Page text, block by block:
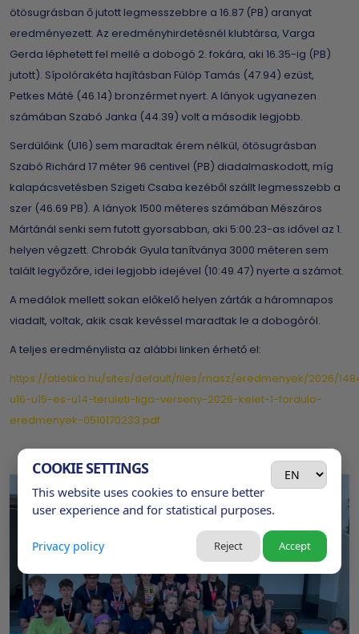
ötösugrásban ő jutott legmesszebbre a 16.87 (PB) aranyat
eredményezett. Az eredményhirdetésnél klubtársa, Varga
Gerda léphetett fel mellé a dobogó 2. fokára, aki 16.35-ig (PB)
jutott). Sípolórakéta hajításban Fülöp Tamás (47.94) ezüst,
Petkes Máté (46.14) bronzérmet nyert. A lányok ugyanezen
számában Szabó Janka (44.39) volt a második legjobb.
Serdülőink (U16) sem maradtak érem nélkül, ötösugrásban
Szabó Richárd 17 méter 96 centivel (PB) diadalmaskodott, míg
kalapácsvetésben Szigeti Csaba kezéből szállt legmesszebb a
szer (46.69 PB). A lányok 1500 méteres számában Mészáros
Mártánál senki sem futott gyorsabban, aki 5:00.23-as idővel az 1.
helyen végzett. Chrobák Gyula tanítványa 3000 méteren sem
talált legyőzőre, idei legjobb idejével (10:49.47) nyerte a számot.
A medálok mellett sokan előkelő helyen zárták a háromnapos
viadalt, voltak, akik csak kevéssel maradtak le a dobogóról.
A teljes eredménylista az alábbi linken érhető el:
https://atletika.hu/sites/default/files/masz/eredmenyek/2026/
u16-u15-es-u14-teruleti-liga-verseny-2026-kelet-1-fordulo-
eredmenyek-0510170233.pdf
COOKIE SETTINGS
This website uses cookies to ensure better
user experience and for statistical purposes.
Privacy policy Reject Accept